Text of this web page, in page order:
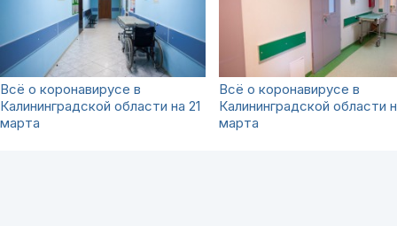
Всё о коронавирусе в
Калининградской области на 21
марта
Всё о коронавирусе в
Калининградской области
марта